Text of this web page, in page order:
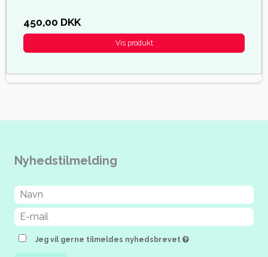
450,00 DKK
Vis produkt
Nyhedstilmelding
Jeg vil gerne tilmeldes nyhedsbrevet